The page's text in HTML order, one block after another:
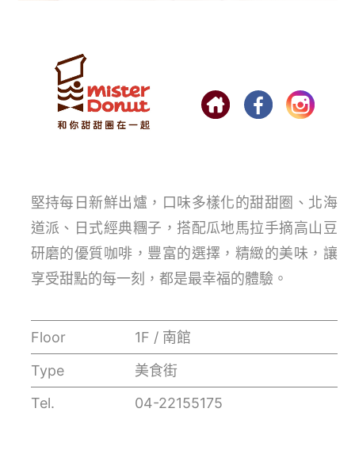
堅持每日新鮮出爐，口味多樣化的甜甜圈、北海
道派、日式經典糰子，搭配瓜地馬拉手摘高山豆
研磨的優質咖啡，豐富的選擇，精緻的美味，讓
享受甜點的每一刻，都是最幸福的體驗。
Floor
1F / 南館
Type
美食街
Tel.
04-22155175